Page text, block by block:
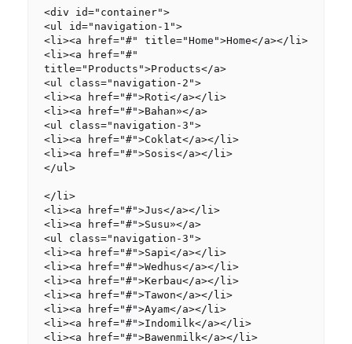
<div id="container">
<ul id="navigation-1">
<li><a href="#" title="Home">Home</a></li>
<li><a href="#"
title="Products">Products</a>
<ul class="navigation-2">
<li><a href="#">Roti</a></li>
<li><a href="#">Bahan»</a>
<ul class="navigation-3">
<li><a href="#">Coklat</a></li>
<li><a href="#">Sosis</a></li>
</ul>
</li>
<li><a href="#">Jus</a></li>
<li><a href="#">Susu»</a>
<ul class="navigation-3">
<li><a href="#">Sapi</a></li>
<li><a href="#">Wedhus</a></li>
<li><a href="#">Kerbau</a></li>
<li><a href="#">Tawon</a></li>
<li><a href="#">Ayam</a></li>
<li><a href="#">Indomilk</a></li>
<li><a href="#">Bawenmilk</a></li>